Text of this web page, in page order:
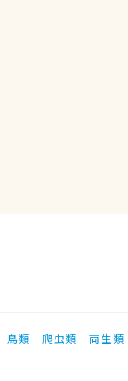
鳥類 爬虫類 両生類